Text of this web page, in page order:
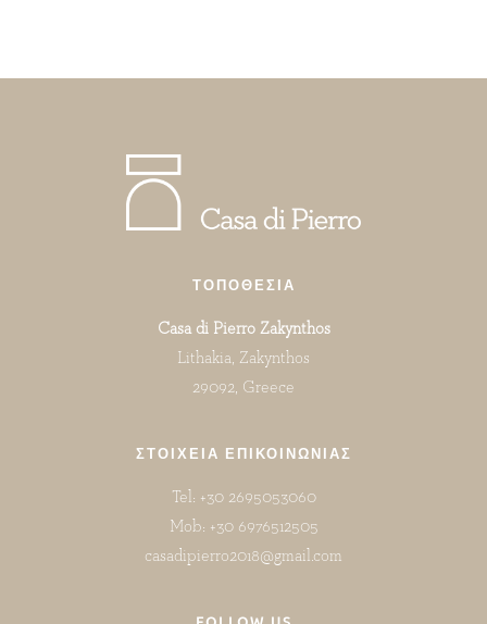
ΤΟΠΟΘΕΣΊΑ
Casa di Pierro Zakynthos
Lithakia, Zakynthos
29092, Greece
ΣΤΟΙΧΕΊΑ ΕΠΙΚΟΙΝΩΝΊΑΣ
Tel: +30 2695053060
Mob: +30 6976512505
casadipierro2018@gmail.com